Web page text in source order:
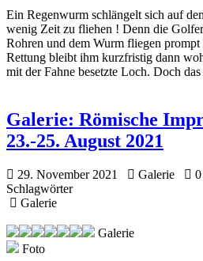
Ein Regenwurm schlängelt sich auf
wenig Zeit zu fliehen ! Denn die
Rohren und dem Wurm fliegen
Rettung bleibt ihm kurzfristig dann
mit der Fahne besetzte Loch. Doch
Galerie: Römische
23.-25. August 2021
29. November 2021 Galerie
Schlagwörter
Galerie
Galerie
Foto